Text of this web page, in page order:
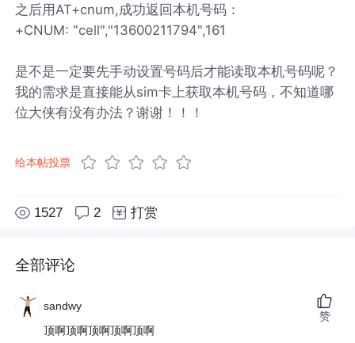
之后用AT+cnum,成功返回本机号码：
+CNUM: "cell","13600211794",161
是不是一定要先手动设置号码后才能读取本机号码呢？
我的需求是直接能从sim卡上获取本机号码，不知道哪
位大侠有没有办法？谢谢！！！
给本帖投票
1527 2 打赏
全部评论
sandwy
顶啊顶啊顶啊顶啊顶啊
赞